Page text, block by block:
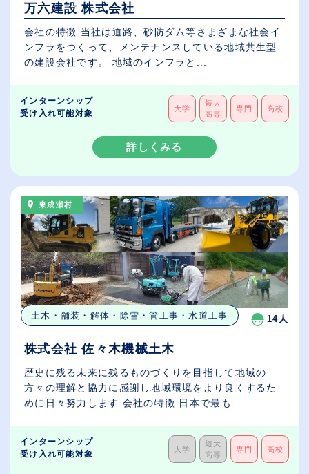
万六建設 株式会社
会社の特徴 当社は道路、砂防ダム等さまざまな社会イ
ンフラをつくって、メンテナンスしている地域共生型
の建設会社です。 地域のインフラと...
インターンシップ
受け入れ可能対象
大学
短大
高専
専門 高校
詳しくみる
東成瀬村
土木・舗装・解体・除雪・管工事・水道工事 14人
株式会社 佐々木機械土木
歴史に残る未来に残るものづくりを目指して地域の
方々の理解と協力に感謝し地域環境をより良くするた
めに日々努力します 会社の特徴 日本で最も...
インターンシップ
受け入れ可能対象
大学
短大
高専
専門 高校